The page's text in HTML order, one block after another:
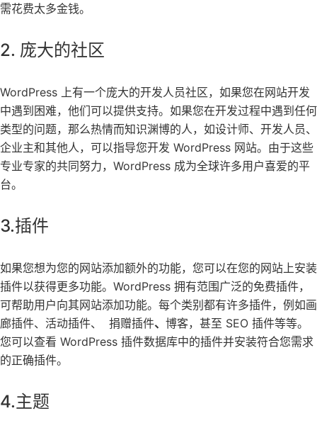
需花费太多金钱。
2. 庞大的社区
WordPress 上有一个庞大的开发人员社区，如果您在网站开发
中遇到困难，他们可以提供支持。如果您在开发过程中遇到任何
类型的问题，那么热情而知识渊博的人，如设计师、开发人员、
企业主和其他人，可以指导您开发 WordPress 网站。由于这些
专业专家的共同努力，WordPress 成为全球许多用户喜爱的平
台。
3.插件
如果您想为您的网站添加额外的功能，您可以在您的网站上安装
插件以获得更多功能。WordPress 拥有范围广泛的免费插件，
可帮助用户向其网站添加功能。每个类别都有许多插件，例如画
廊插件、活动插件、 捐赠插件、 博客，甚至 SEO 插件等等。
您可以查看 WordPress 插件数据库中的插件并安装符合您需求
的正确插件。
4.主题